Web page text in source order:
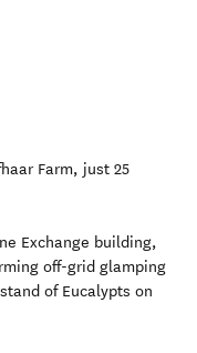
Farm, just 25
Exchange building,
off-grid glamping
of Eucalypts on